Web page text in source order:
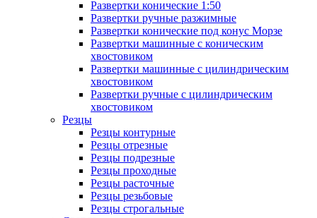
Развертки конические 1:50
Развертки ручные разжимные
Развертки конические под конус Морзе
Развертки машинные с коническим
хвостовиком
Развертки машинные с цилиндрическим
хвостовиком
Развертки ручные с цилиндрическим
хвостовиком
Резцы
Резцы контурные
Резцы отрезные
Резцы подрезные
Резцы проходные
Резцы расточные
Резцы резьбовые
Резцы строгальные